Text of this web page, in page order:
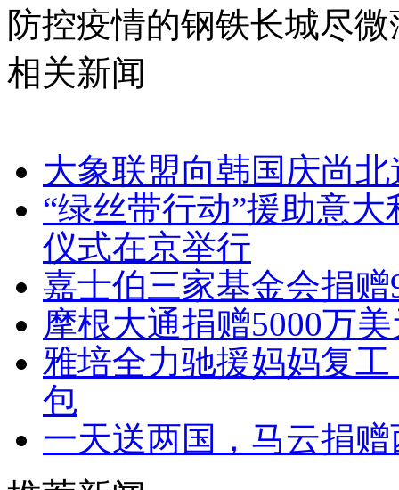
防控疫情的钢铁长城尽
相关新闻
大象联盟向韩国庆尚
“绿丝带行动”援助意
仪式在京举行
嘉士伯三家基金会捐
摩根大通捐赠5000万
雅培全力驰援妈妈复
包
一天送两国，马云捐